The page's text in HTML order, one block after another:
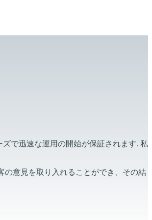
で迅速な運用の開始が保証されます. 私
の意見を取り入れることができ、その結